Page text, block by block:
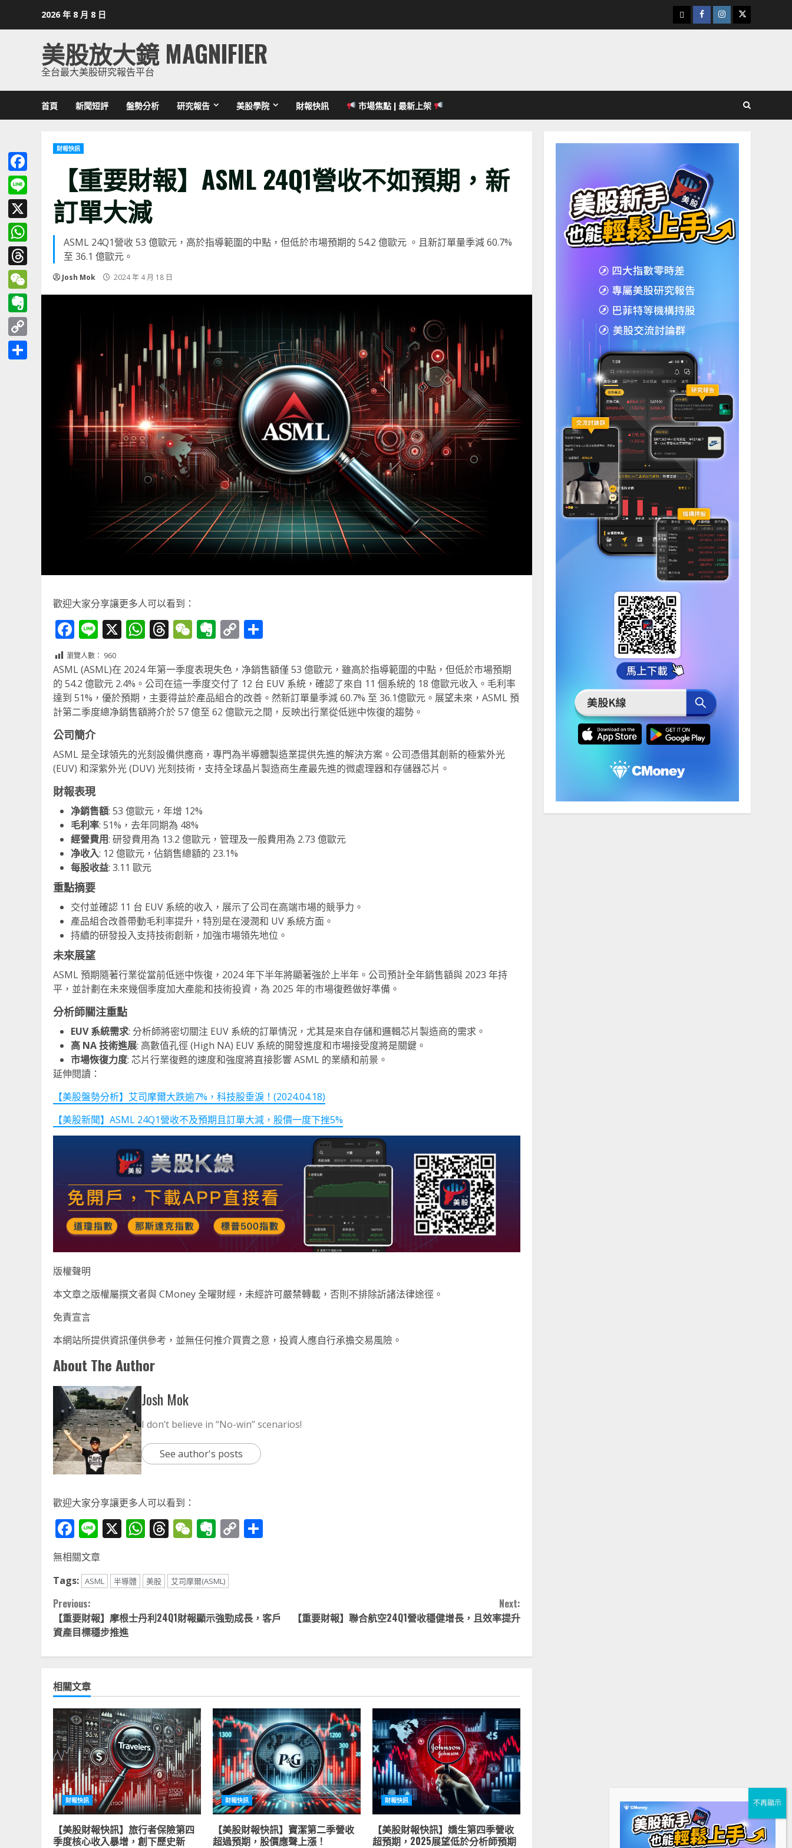
2026 年 8 月 8 日
下
載
Facebook
Instagram
Twitter
美股放大鏡 MAGNIFIER
全台最大美股研究報告平台
首頁 新聞短評 盤勢分析 研究報告 美股學院 財報快訊 市場焦點 | 最新上架
財報快訊
【重要財報】ASML 24Q1營收不如預期，新
訂單大減
ASML 24Q1營收 53 億歐元，高於指導範圍的中點，但低於市場預期的 54.2 億歐元 。且新訂單量季減 60.7%
至 36.1 億歐元。
Josh Mok 2024 年 4 月 18 日
歡迎大家分享讓更多人可以看到：
Facebook
Line
X WhatsApp
Threads
WeChat
Evernote
Copy
瀏覽人數： 960
ASML (ASML)在 2024 年第一季度表現失色，净銷售額僅 53 億歐元，雖高於指導範圍的中點，但低於市場預期
的 54.2 億歐元 2.4%。公司在這一季度交付了 12 台 EUV 系統，確認了來自 11 個系統的 18 億歐元收入。毛利率
達到 51%，優於預期，主要得益於產品組合的改善。然新訂單量季減 60.7% 至 36.1億歐元。展望未來，ASML 預
計第二季度總净銷售額將介於 57 億至 62 億歐元之間，反映出行業從低迷中恢復的趨勢。
公司簡介
ASML 是全球領先的光刻設備供應商，專門為半導體製造業提供先進的解決方案。公司憑借其創新的極紫外光
(EUV) 和深紫外光 (DUV) 光刻技術，支持全球晶片製造商生產最先進的微處理器和存儲器芯片。
財報表現
净銷售額: 53 億歐元，年增 12%
毛利率: 51%，去年同期為 48%
經營費用: 研發費用為 13.2 億歐元，管理及一般費用為 2.73 億歐元
净收入: 12 億歐元，佔銷售總額的 23.1%
每股收益: 3.11 歐元
重點摘要
交付並確認 11 台 EUV 系統的收入，展示了公司在高端市場的競爭力。
產品組合改善帶動毛利率提升，特別是在浸潤和 UV 系統方面。
持續的研發投入支持技術創新，加強市場領先地位。
未來展望
ASML 預期隨著行業從當前低迷中恢復，2024 年下半年將顯著強於上半年。公司預計全年銷售額與 2023 年持
平，並計劃在未來幾個季度加大產能和技術投資，為 2025 年的市場復甦做好準備。
分析師關注重點
EUV 系統需求: 分析師將密切關注 EUV 系統的訂單情況，尤其是來自存儲和邏輯芯片製造商的需求。
高 NA 技術進展: 高數值孔徑 (High NA) EUV 系統的開發進度和市場接受度將是關鍵。
市場恢復力度: 芯片行業復甦的速度和強度將直接影響 ASML 的業績和前景。
延伸閱讀：
【美股盤勢分析】艾司摩爾大跌逾7%，科技股垂淚！(2024.04.18)
【美股新聞】ASML 24Q1營收不及預期且訂單大減，股價一度下挫5%
版權聲明
本文章之版權屬撰文者與 CMoney 全曜財經，未經許可嚴禁轉載，否則不排除訢諸法律途徑。
免責宣言
本網站所提供資訊僅供參考，並無任何推介買賣之意，投資人應自行承擔交易風險。
About The Author
Josh Mok
I don’t believe in “No-win” scenarios!
See author's posts
歡迎大家分享讓更多人可以看到：
Facebook
Line
X WhatsApp
Threads
WeChat
Evernote
Copy
無相關文章
Tags: ASML 半導體 美股 艾司摩爾(ASML)
Continue
Reading
Previous:
【重要財報】摩根士丹利24Q1財報顯示強勁成長，客戶
資產目標穩步推進
Next:
【重要財報】聯合航空24Q1營收穩健增長，且效率提升
相關文章
財報快訊
【美股財報快訊】旅行者保險第四
季度核心收入暴增，創下歷史新
財報快訊
【美股財報快訊】寶潔第二季營收
超過預期，股價應聲上漲！
財報快訊
【美股財報快訊】嬌生第四季營收
超預期，2025展望低於分析師預期
Facebook
Line
X
WhatsApp
Threads
WeChat
Evernote
Copy